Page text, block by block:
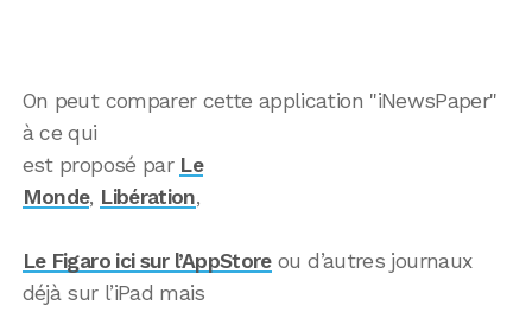
On peut comparer cette application "iNewsPaper"
à ce qui
est proposé par Le
Monde, Libération,
Le Figaro ici sur l’AppStoreou d’autres journaux
déjà sur l’iPad mais